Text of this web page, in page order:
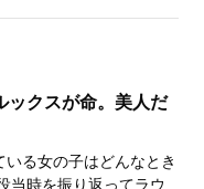
ックスが命。美人だ
る女の子はどんなとき
当時を振り返ってラウ